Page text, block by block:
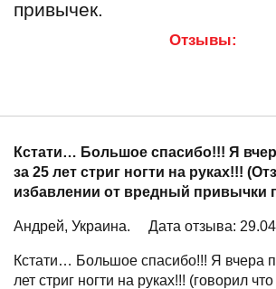
привычек.
Отзывы:
Кстати… Большое спасибо!!! Я
за 25 лет стриг ногти на руках!!!
избавлении от вредный привычки
Андрей, Украина. Дата отзыва:
Кстати… Большое спасибо!!! Я вчера
лет стриг ногти на руках!!! (говорил